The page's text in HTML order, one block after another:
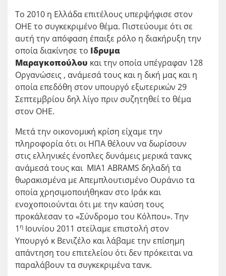
Το 2010 η Ελλάδα επιτέλους υπερψήφισε στον
ΟΗΕ το συγκεκριμένο θέμα. Πιστεύουμε ότι σε
αυτή την απόφαση έπαιξε ρόλο η διακήρυξη την
οποία διακίνησε το Ιδρυμα
Μαραγκοπούλου και την οποία υπέγραφαν 128
Οργανώσεις , ανάμεσά τους και η δική μας και η
οποία επεδόθη στον υπουργό εξωτερικών 29
Σεπτεμβρίου δηλ λίγο πριν συζητηθεί το θέμα
στον ΟΗΕ.
Μετά την οικονομική κρίση είχαμε την
πληροφορία ότι οι ΗΠΑ θέλουν να δωρίσουν
στις ελληνικές ένοπλες δυνάμεις μερικά τανκς
ανάμεσά τους και MIA1 ABRAMS δηλαδή τα
θωρακισμένα με Απεμπλουτισμένο Ουράνιο τα
οποία χρησιμοποιήθηκαν στο Ιράκ και
ενοχοποιούνται ότι με την καύση τους
προκάλεσαν το «Σύνδρομο του Κόλπου». Την
1 η Ιουνίου 2011 στείλαμε επιστολή στον
Υπουργό κ Βενιζέλο και λάβαμε την επίσημη
απάντηση του επιτελείου ότι δεν πρόκειται να
παραλάβουν τα συγκεκριμένα τανκ.